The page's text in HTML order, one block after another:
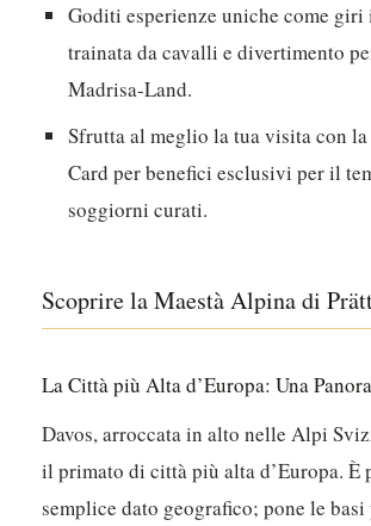
Goditi esperienze uniche come giri
trainata da cavalli e divertimento
Madrisa-Land.
Sfrutta al meglio la tua visita con
Card per benefici esclusivi per il
soggiorni curati.
Scoprire la Maestà Alpina di
La Città più Alta d’Europa: Una
Davos, arroccata in alto nelle Alpi
il primato di città più alta d’Europa. È
semplice dato geografico; pone le basi